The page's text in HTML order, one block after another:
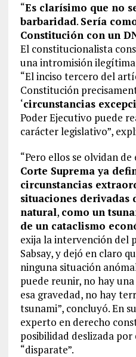
“Es clarísimo que no
barbaridad. Sería
Constitución con un
El constitucionalista
una intromisión
“El inciso tercero del
Constitución
‘circunstancias
Poder Ejecutivo puede
carácter legislativo”,
“Pero ellos se olvidan
Corte Suprema ya
circunstancias
situaciones derivadas
natural, como un
de un cataclismo
exija la intervención del
Sabsay, y dejó en claro
ninguna situación
puede reunir, no hay
esa gravedad, no hay
tsunami”, concluyó. En
experto en derecho
posibilidad deslizada
“disparate”.